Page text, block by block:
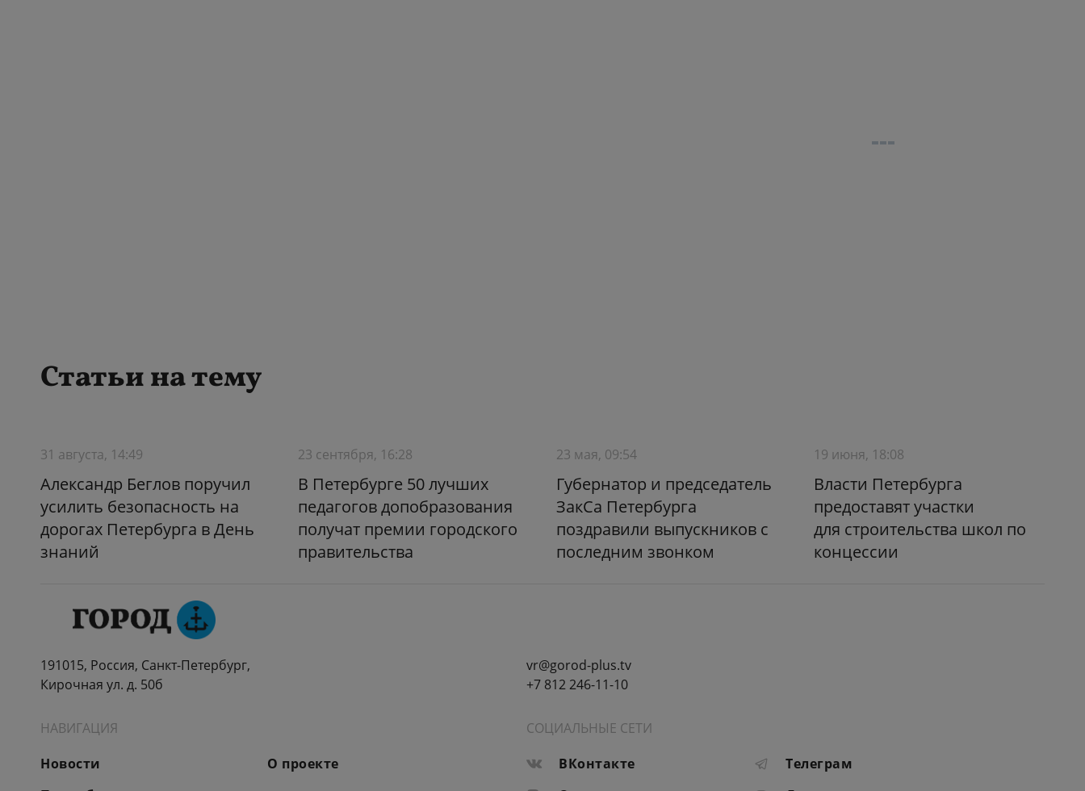
Статьи на тему
31 августа, 14:49
Александр Беглов поручил
усилить безопасность на
дорогах Петербурга в День
знаний
23 сентября, 16:28
В Петербурге 50 лучших
педагогов допобразования
получат премии городского
правительства
23 мая, 09:54
Губернатор и председатель
ЗакСа Петербурга
поздравили выпускников с
последним звонком
19 июня, 18:08
Власти Петербурга
предоставят участки
для строительства школ по
концессии
191015, Россия, Санкт-Петербург,
Кирочная ул. д. 50б
vr@gorod-plus.tv
+7 812 246-11-10
НАВИГАЦИЯ
Новости
О проекте
СОЦИАЛЬНЫЕ СЕТИ
ВКонтакте
Телеграм